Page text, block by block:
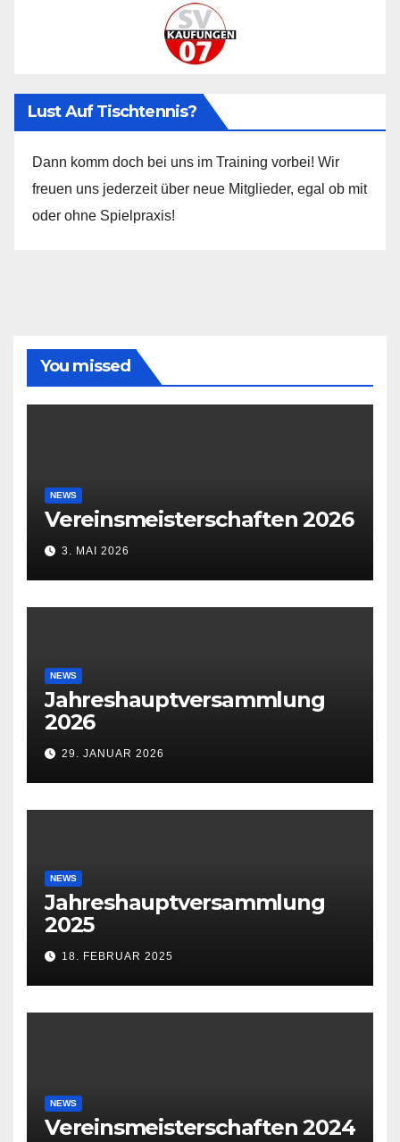
Lust Auf Tischtennis?
Dann komm doch bei uns im Training vorbei! Wir
freuen uns jederzeit über neue Mitglieder, egal ob mit
oder ohne Spielpraxis!
You missed
NEWS
Vereinsmeisterschaften 2026
3. MAI 2026
NEWS
Jahreshauptversammlung
2026
29. JANUAR 2026
NEWS
Jahreshauptversammlung
2025
18. FEBRUAR 2025
NEWS
Vereinsmeisterschaften 2024